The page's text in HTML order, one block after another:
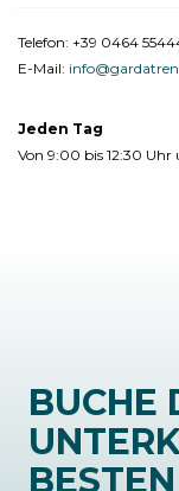
Telefon: +39 0464
E-Mail:
Jeden Tag
Von 9:00 bis 12:30
BUCHE